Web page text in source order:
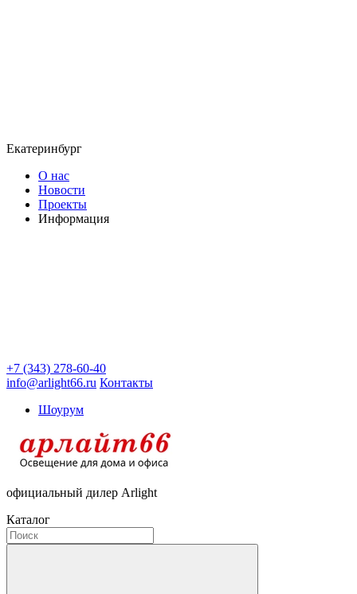
Екатеринбург
О нас
Новости
Проекты
Информация
+7 (343) 278-60-40
info@arlight66.ru Контакты
Шоурум
официальный дилер Arlight
Каталог